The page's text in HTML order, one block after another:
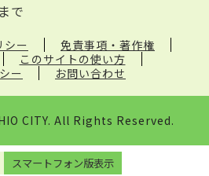
で
シー
免責事項・著作権
このサイトの使い方
ー
お問い合わせ
CITY. All Rights Reserved.
スマートフォン版表示